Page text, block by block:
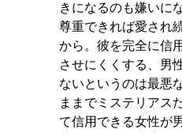
きになるのも嫌いに
尊重できれば愛され
から。彼を完全に信
させにくくする、男
ないというのは最悪
ままでミステリアス
て信用できる女性が